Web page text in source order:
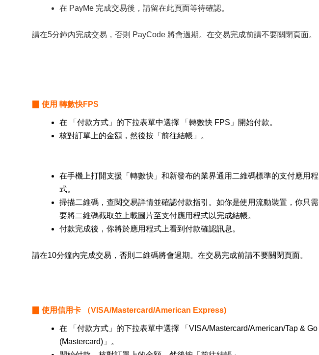
在 PayMe 完成交易後，請留在此頁面等待確認。
請在5分鐘內完成交易，否則 PayCode 將會過期。在交易完成前請不要關閉頁面。
▉ 使用 轉數快FPS
在 「付款方式」的下拉表單中選擇 「轉數快 FPS」開始付款。
核對訂單上的金額，然後按 「前往結帳」。
在手機上打開支援「轉數快」和新發布的業界通用二維碼標準的支付應用程
式。
掃描二維碼，查閱交易詳情並確認付款指引。如你是使用流動裝置，你只需
要將二維碼截取並上載圖片至支付應用程式以完成結帳。
付款完成後，你將於應用程式上看到付款確認訊息。
請在10分鐘內完成交易，否則二維碼將會過期。在交易完成前請不要關閉頁面。
▉ 使用信用卡 （VISA/Mastercard/American Express)
在 「付款方式」的下拉表單中選擇 「VISA/Mastercard/American/Tap & Go
(Mastercard)」。